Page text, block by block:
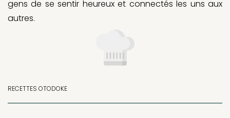
gens de se sentir heureux et connectés les uns aux
autres.
RECETTES OTODOKE